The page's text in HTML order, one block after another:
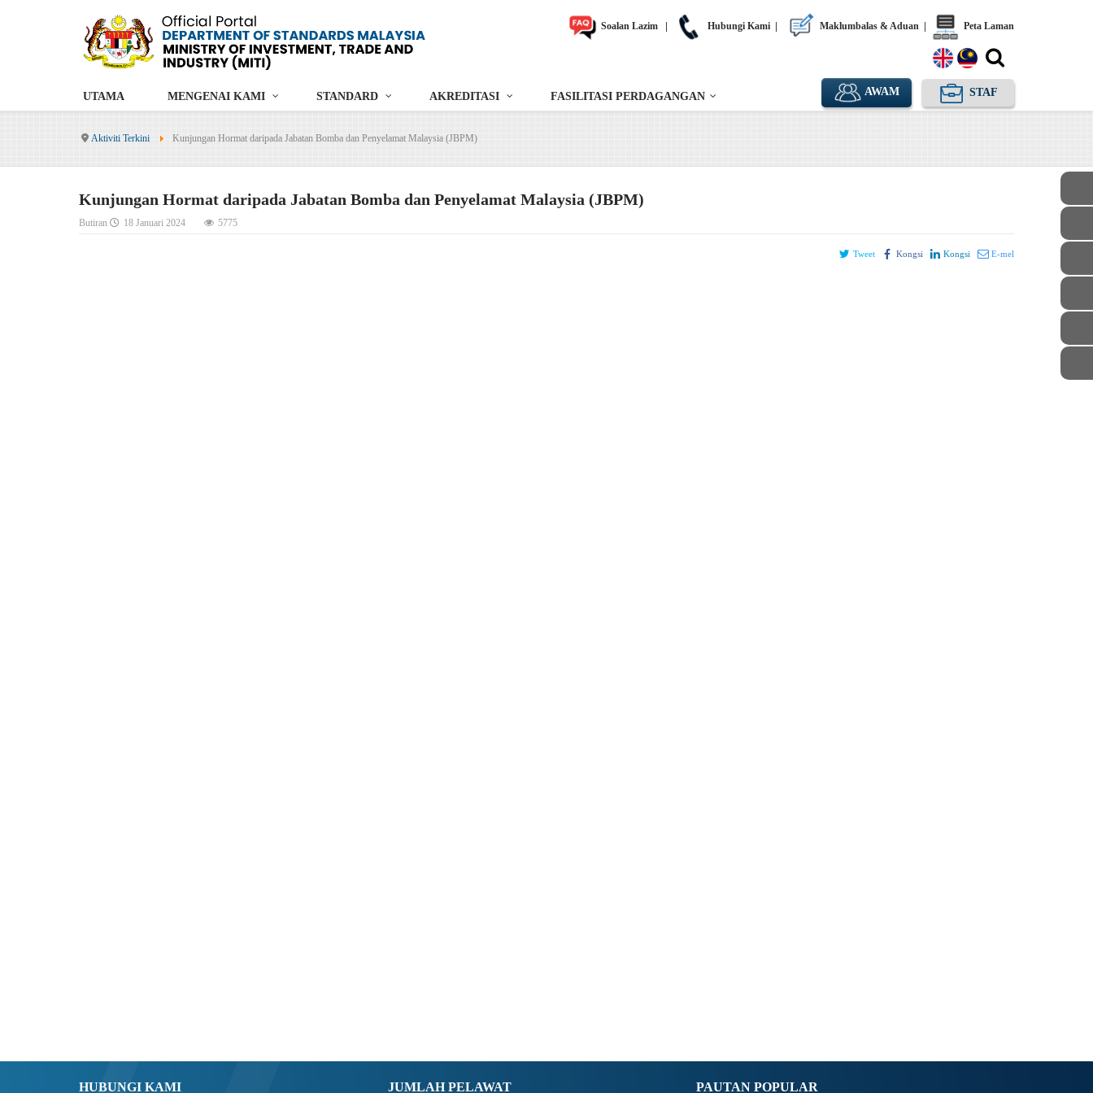
Soalan Lazim Hubungi Kami Maklumbalas & Aduan Peta Laman
UTAMA MENGENAI KAMI STANDARD AKREDITASI FASILITASI PERDAGANGAN AWAM STAF
Aktiviti Terkini Kunjungan Hormat daripada Jabatan Bomba dan Penyelamat Malaysia (JBPM)
Kunjungan Hormat daripada Jabatan Bomba dan Penyelamat Malaysia (JBPM)
Butiran 18 Januari 2024 5775
Tweet Kongsi Kongsi E-mel
HUBUNGI KAMI JUMLAH PELAWAT PAUTAN POPULAR